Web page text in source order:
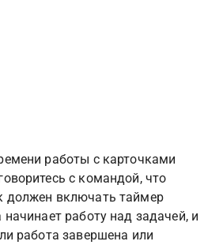
работы с карточками
с командой, что
должен включать таймер
работу над задачей, и
работа завершена или